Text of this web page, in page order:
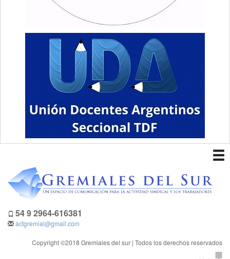
54 9 2964-616381
actgremial@gmail.com
Copyright ©2018 Gremiales del sur | Todos los derechos reservados